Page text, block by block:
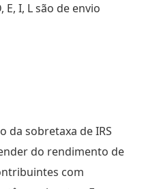
E, I, L são de envio
da sobretaxa de IRS
do rendimento de
com